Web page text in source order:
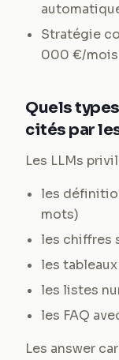
Stratégie
000 €/mois
Quels
cités par
Les LLMs
les
mots)
les chiffres
les
les listes
les FAQ
Les answer